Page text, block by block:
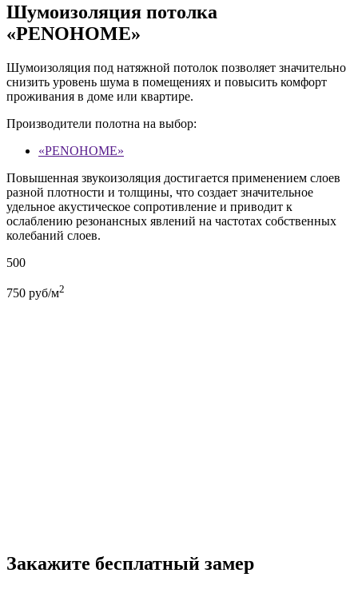
Шумоизоляция потолка
«PENOHOME»
Шумоизоляция под натяжной потолок позволяет значительно
снизить уровень шума в помещениях и повысить комфорт
проживания в доме или квартире.
Производители полотна на выбор:
«PENOHOME»
Повышенная звукоизоляция достигается применением слоев
разной плотности и толщины, что создает значительное
удельное акустическое сопротивление и приводит к
ослаблению резонансных явлений на частотах собственных
колебаний слоев.
500
750 руб/м2
Закажите бесплатный замер